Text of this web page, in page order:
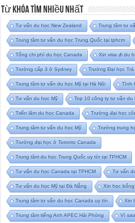
Từ Khóa Tìm Nhiều Nhất
Tư vấn du học New Zealand Trung tâm tư
Trung tâm tư vấn du học Trung Quốc tại tphcm
Tổng chi phí du học Canada Xin visa đi du
Trường cấp 3 ở Sydney Trường Đại học
Trung tâm tư vấn du học Mỹ tại Hà Nội Tình
Tư vấn du học Mỹ Top 10 công ty tư vấn du
Triển lãm du học Canada Trường đại học
Trung tâm tư vấn du học Mỹ Trường trung
Trường đại học ở Toronto Canada
Trung tâm du học Trung Quốc uy tín tại TPHCM
Tư vấn du học Canada tại TPHCM Tư vấn
Tư vấn du học Mỹ tại Đà Nẵng Xin học
Trung tâm tư vấn du học Canada uy tín Xin
Trung tâm tiếng Anh APEC Hải Phòng Vì